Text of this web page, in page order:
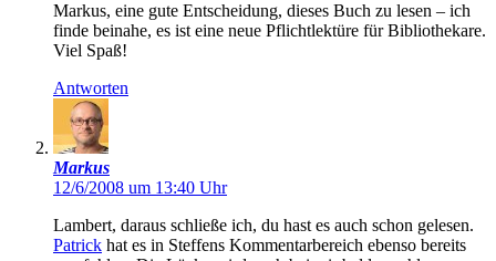
Markus, eine gute Entscheidung, dieses Buch zu lesen – ich
finde beinahe, es ist eine neue Pflichtlektüre für Bibliothekare.
Viel Spaß!
Antworten
Markus
12/6/2008 um 13:40 Uhr
Lambert, daraus schließe ich, du hast es auch schon gelesen.
Patrick hat es in Steffens Kommentarbereich ebenso bereits